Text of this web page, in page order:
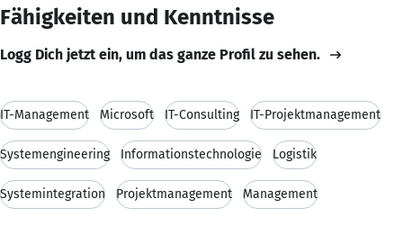
Fähigkeiten und Kenntnisse
Logg Dich jetzt ein, um das ganze Profil zu sehen.
IT-Management Microsoft IT-Consulting IT-Projektmanagement
Systemengineering Informationstechnologie Logistik
Systemintegration Projektmanagement Management